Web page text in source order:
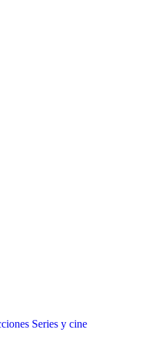
Series y cine